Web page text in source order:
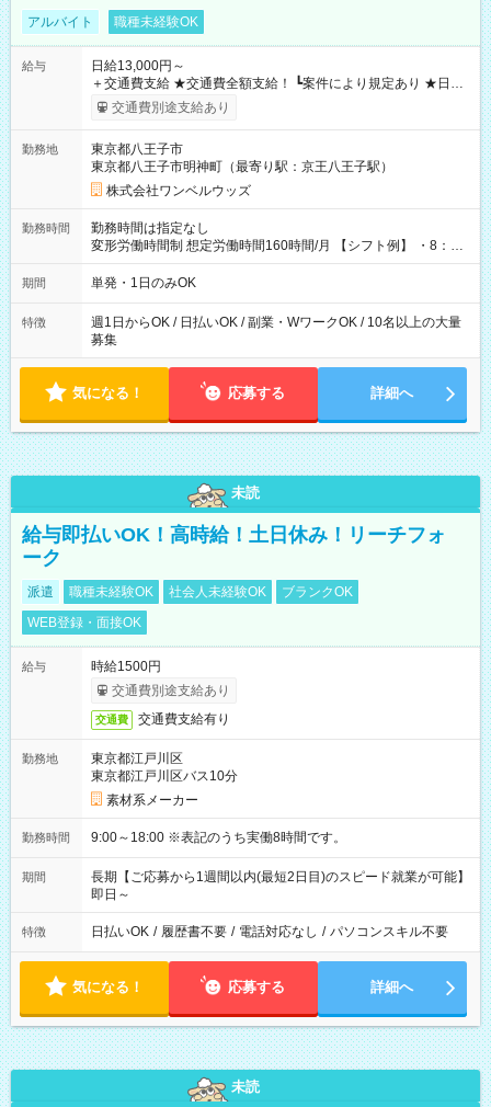
アルバイト 職種未経験OK
給与
日給13,000円～
＋交通費支給 ★交通費全額支給！ ┗案件により規定あり ★日払
いOK！（規定あり） ┗働いたその日に現金GET♪ お仕事後はコ
ンビニATMから 日払い分を引き落とせます！ 【試用期間】試
交通費別途支給あり
勤務地
東京都八王子市
東京都八王子市明神町（最寄り駅：京王八王子駅）
株式会社ワンベルウッズ
勤務時間
勤務時間は指定なし
変形労働時間制 想定労働時間160時間/月 【シフト例】 ・8：00
～21：00
期間 単発・1日のみOK
特徴
週1日からOK / 日払いOK / 副業・WワークOK / 10名以上の大量
募集
気になる！ 応募する 詳細へ
未読
給与即払いOK！高時給！土日休み！リーチフォ
ーク
派遣 職種未経験OK 社会人未経験OK
ブランクOK
WEB登録・面接OK
給与
時給1500円
交通費別途支給あり
交通費 交通費支給有り
勤務地
東京都江戸川区
東京都江戸川区バス10分
素材系メーカー
勤務時間 9:00～18:00 ※表記のうち実働8時間です。
期間
長期【ご応募から1週間以内(最短2日目)のスピード就業が可能】
即日～
特徴 日払いOK / 履歴書不要 / 電話対応なし / パソコンスキル不要
気になる！ 応募する 詳細へ
未読